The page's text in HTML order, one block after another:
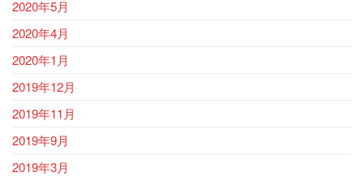
2020年5月
2020年4月
2020年1月
2019年12月
2019年11月
2019年9月
2019年3月